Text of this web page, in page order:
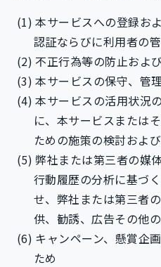
本サービスへの登録お
認証ならびに利用者の
不正行為等の防止およ
本サービスの保守、管
本サービスの活用状況
に、本サービスまたは
ための施策の検討およ
弊社または第三者の媒
行動履歴の分析に基づ
せ、弊社または第三者
供、勧誘、広告その他
キャンペーン、懸賞企
ため